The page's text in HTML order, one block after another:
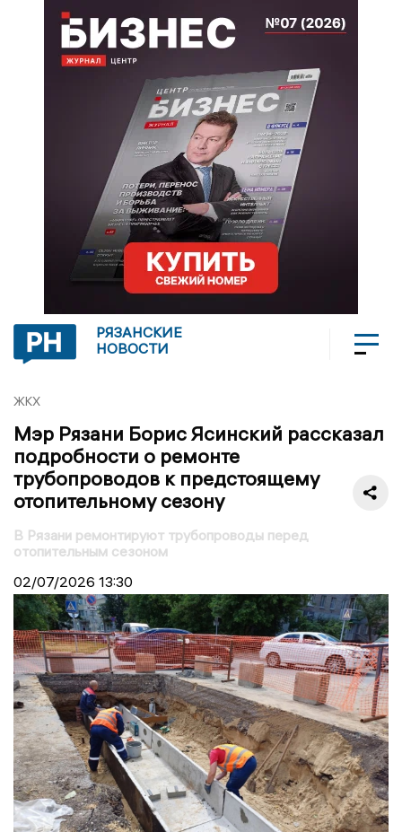
РЯЗАНСКИЕ
НОВОСТИ
ЖКХ
Мэр Рязани Борис Ясинский рассказал
подробности о ремонте
трубопроводов к предстоящему
отопительному сезону
В Рязани ремонтируют трубопроводы перед
отопительным сезоном
02/07/2026 13:30